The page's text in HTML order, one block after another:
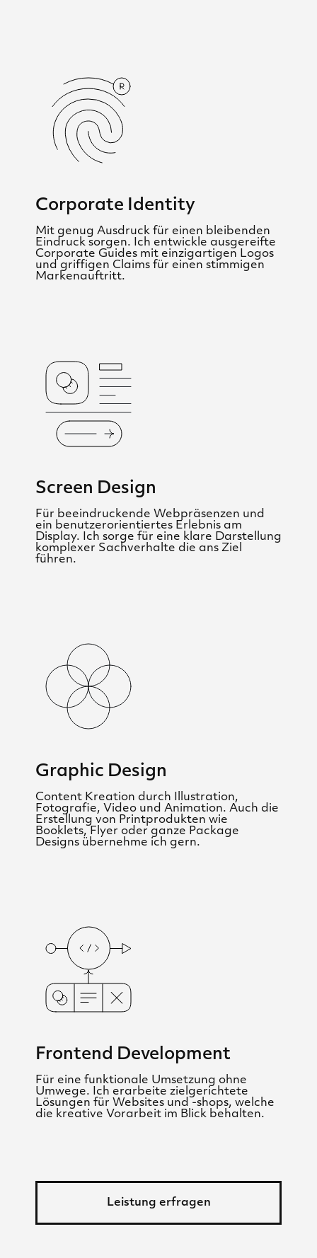
Corporate Identity
Mit genug Ausdruck für einen bleibenden
Eindruck sorgen. Ich entwickle ausgereifte
Corporate Guides mit einzigartigen Logos
und griffigen Claims für einen stimmigen
Markenauftritt.
Screen Design
Für beeindruckende Webpräsenzen und
ein benutzerorientiertes Erlebnis am
Display. Ich sorge für eine klare Darstellung
komplexer Sachverhalte die ans Ziel
führen.
Graphic Design
Content Kreation durch Illustration,
Fotografie, Video und Animation. Auch die
Erstellung von Printprodukten wie
Booklets, Flyer oder ganze Package
Designs übernehme ich gern.
Frontend Development
Für eine funktionale Umsetzung ohne
Umwege. Ich erarbeite zielgerichtete
Lösungen für Websites und -shops, welche
die kreative Vorarbeit im Blick behalten.
Leistung erfragen